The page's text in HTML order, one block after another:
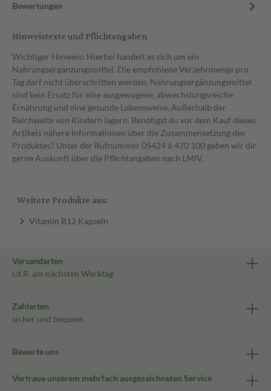
Bewertungen
Hinweistexte und Pflichtangaben
Wichtiger Hinweis: Hierbei handelt es sich um ein
Nahrungsergänzungsmittel. Die empfohlene Verzehrmenge pro
Tag darf nicht überschritten werden. Nahrungsergänzungsmittel
sind kein Ersatz für eine ausgewogene, abwechslungsreiche
Ernährung und eine gesunde Lebensweise. Außerhalb der
Reichweite von Kindern lagern. Benötigst du vor dem Kauf dieses
Artikels nähere Informationen über die Zusammensetzung des
Produktes? Unter der Rufnummer 05424 6 470 100 geben wir dir
gerne Auskunft über die Pflichtangaben nach LMIV.
Weitere Produkte aus:
Vitamin B12 Kapseln
Versandarten
i.d.R. am nächsten Werktag
Zahlarten
sicher und bequem
Bewerte uns
Vertraue unserem mehrfach ausgezeichneten Service